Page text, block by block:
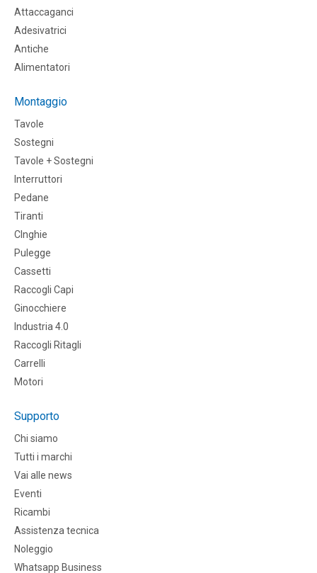
Attaccaganci
Adesivatrici
Antiche
Alimentatori
Montaggio
Tavole
Sostegni
Tavole + Sostegni
Interruttori
Pedane
Tiranti
CInghie
Pulegge
Cassetti
Raccogli Capi
Ginocchiere
Industria 4.0
Raccogli Ritagli
Carrelli
Motori
Supporto
Chi siamo
Tutti i marchi
Vai alle news
Eventi
Ricambi
Assistenza tecnica
Noleggio
Whatsapp Business